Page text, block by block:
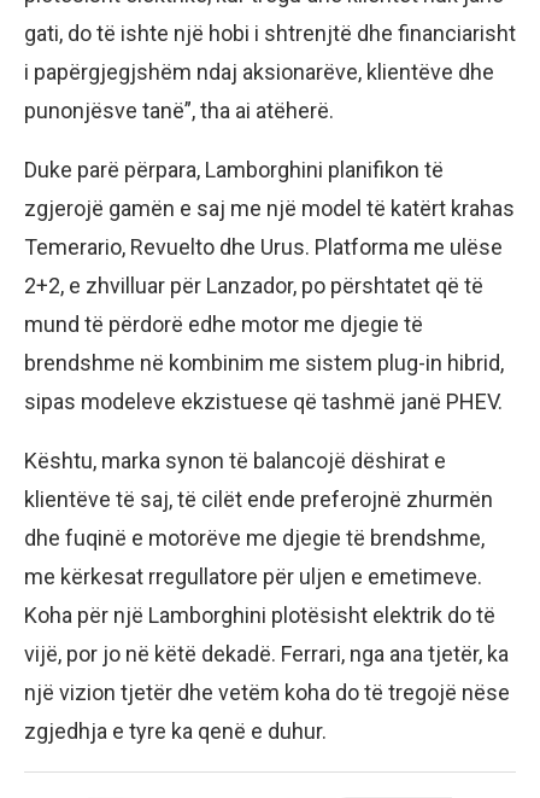
gati, do të ishte një hobi i shtrenjtë dhe financiarisht
i papërgjegjshëm ndaj aksionarëve, klientëve dhe
punonjësve tanë”, tha ai atëherë.
Duke parë përpara, Lamborghini planifikon të
zgjerojë gamën e saj me një model të katërt krahas
Temerario, Revuelto dhe Urus. Platforma me ulëse
2+2, e zhvilluar për Lanzador, po përshtatet që të
mund të përdorë edhe motor me djegie të
brendshme në kombinim me sistem plug-in hibrid,
sipas modeleve ekzistuese që tashmë janë PHEV.
Kështu, marka synon të balancojë dëshirat e
klientëve të saj, të cilët ende preferojnë zhurmën
dhe fuqinë e motorëve me djegie të brendshme,
me kërkesat rregullatore për uljen e emetimeve.
Koha për një Lamborghini plotësisht elektrik do të
vijë, por jo në këtë dekadë. Ferrari, nga ana tjetër, ka
një vizion tjetër dhe vetëm koha do të tregojë nëse
zgjedhja e tyre ka qenë e duhur.